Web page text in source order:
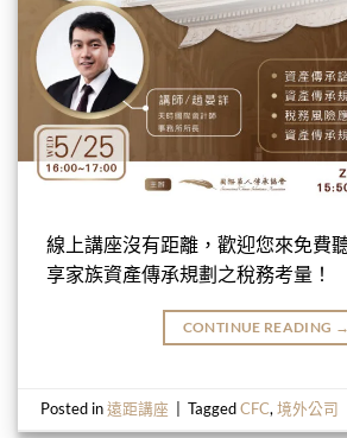
線上講座沒有距離，歡迎您來免費
享家族資產傳承規劃之稅務考量！
CONTINUE READING →
Posted in遠距講座 TaggedCFC,境外公司